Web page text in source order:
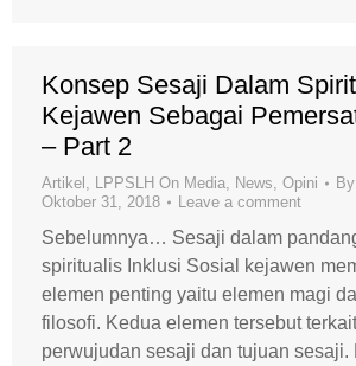
Konsep Sesaji Dalam
Kejawen Sebagai
– Part 2
Artikel , LPPSLH On Media, News, Opini By
Oktober 31, 2018
Leave a comment
Sebelumnya… Sesaji dalam
spiritualis Inklusi Sosial kejawen
elemen penting yaitu elemen magi
filosofi. Kedua elemen tersebut
perwujudan sesaji dan tujuan sesaji.